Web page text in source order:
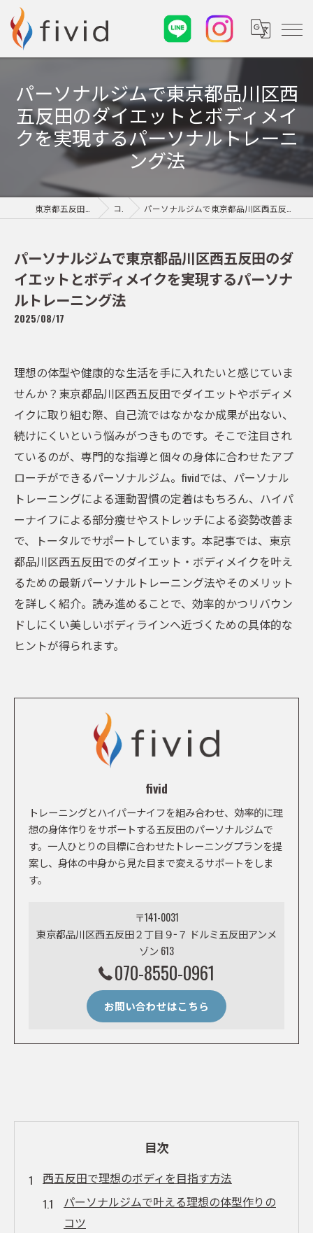
パーソナルジムで東京都品川区西
五反田のダイエットとボディメイ
クを実現するパーソナルトレーニ
ング法
コラム パーソナルジムで東京都品川区西五反田のダイエットとボディメイクを実現するパーソナルトレーニング法
パーソナルジムで東京都品川区西五反田のダ
イエットとボディメイクを実現するパーソナ
ルトレーニング法
2025/08/17
理想の体型や健康的な生活を手に入れたいと感じていま
せんか？東京都品川区西五反田でダイエットやボディメ
イクに取り組む際、自己流ではなかなか成果が出ない、
続けにくいという悩みがつきものです。そこで注目され
ているのが、専門的な指導と個々の身体に合わせたアプ
ローチができるパーソナルジム。fividでは、パーソナル
トレーニングによる運動習慣の定着はもちろん、ハイパ
ーナイフによる部分痩せやストレッチによる姿勢改善ま
で、トータルでサポートしています。本記事では、東京
都品川区西五反田でのダイエット・ボディメイクを叶え
るための最新パーソナルトレーニング法やそのメリット
を詳しく紹介。読み進めることで、効率的かつリバウン
ドしにくい美しいボディラインへ近づくための具体的な
ヒントが得られます。
fivid
トレーニングとハイパーナイフを組み合わせ、効率的に理
想の身体作りをサポートする五反田のパーソナルジムで
す。一人ひとりの目標に合わせたトレーニングプランを提
案し、身体の中身から見た目まで変えるサポートをしま
す。
〒141-0031
東京都品川区西五反田２丁目９−７ ドルミ五反田アンメ
ゾン 613
070-8550-0961
お問い合わせはこちら
目次
西五反田で理想のボディを目指す方法
パーソナルジムで叶える理想の体型作りの
コツ